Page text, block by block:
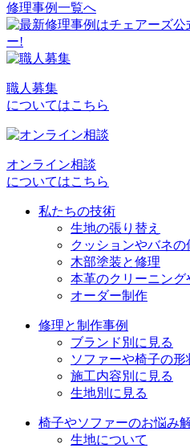
投
稿
ナ
ビ
ゲ
ー
シ
ョ
修理事例一覧へ
職人募集
についてはこちら
オンライン相談
についてはこちら
私たちの技術
生地の張り替え
クッションやバネの
木部塗装と修理
本革のクリーニング
オーダー制作
修理と制作事例
ブランド別に見る
ソファーや椅子の形
施工内容別に見る
生地別に見る
椅子やソファーのお悩み
生地について